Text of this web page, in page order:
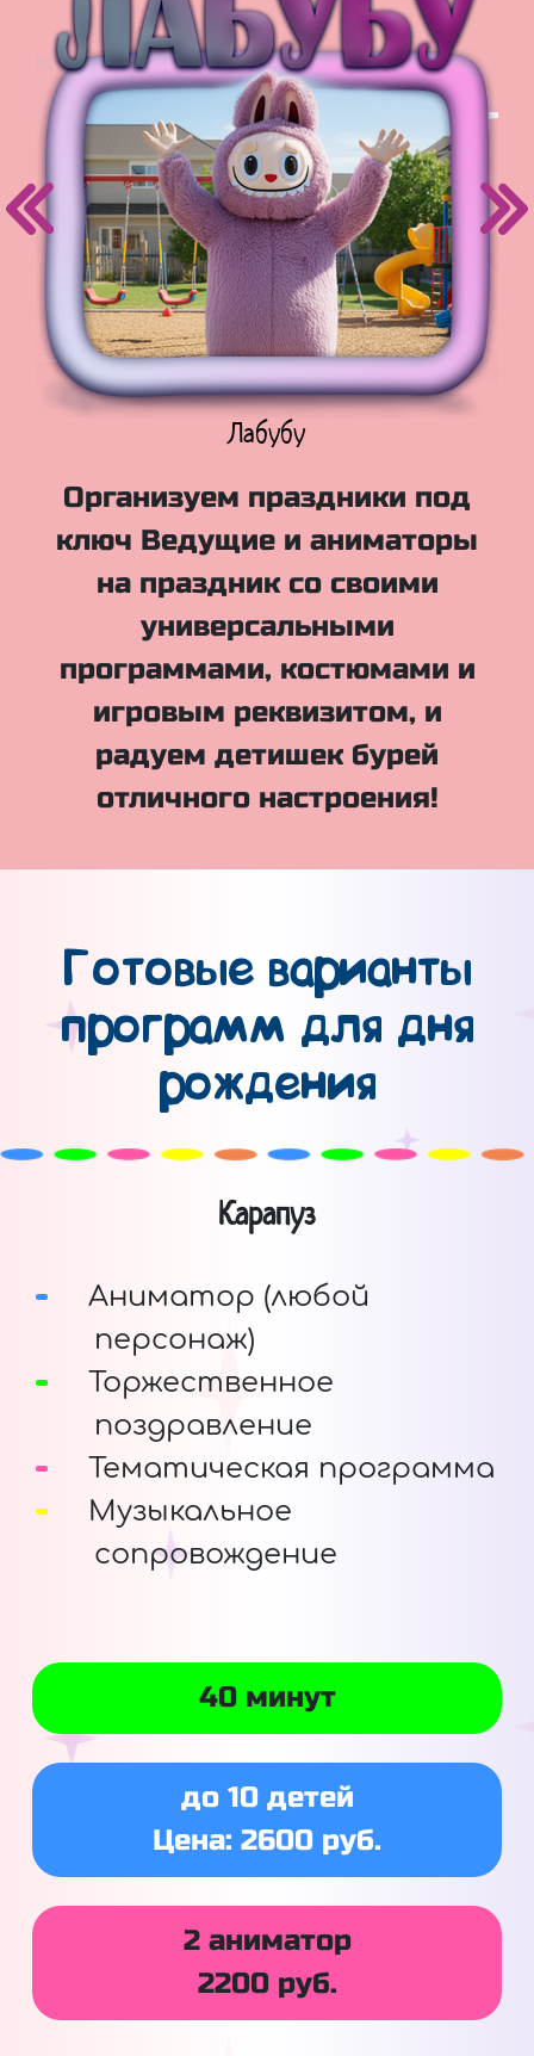
Куклы Лол
Организуем праздники под
ключ Ведущие и аниматоры
на праздник со своими
универсальными
программами, костюмами и
игровым реквизитом, и
радуем детишек бурей
отличного настроения!
Готовые варианты
программ для дня
рождения
Карапуз
Аниматор (любой
персонаж)
Торжественное
поздравление
Тематическая программа
Музыкальное
сопровождение
40 минут
до 10 детей
Цена: 2600 руб.
2 аниматор
2200 руб.